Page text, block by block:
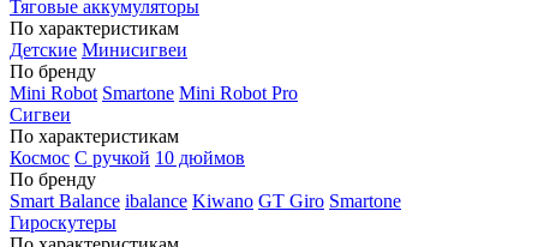
Тяговые аккумуляторы
По характеристикам
Детские Минисигвеи
По бренду
Mini Robot Smartone Mini Robot Pro
Сигвеи
По характеристикам
Космос С ручкой 10 дюймов
По бренду
Smart Balance ibalance Kiwano GT Giro Smartone
Гироскутеры